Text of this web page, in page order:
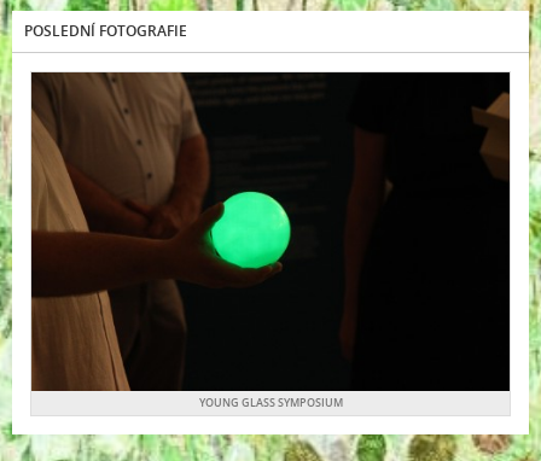
POSLEDNÍ FOTOGRAFIE
YOUNG GLASS SYMPOSIUM